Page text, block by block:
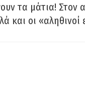
τα μάτια! Στον
και οι «αληθινοί